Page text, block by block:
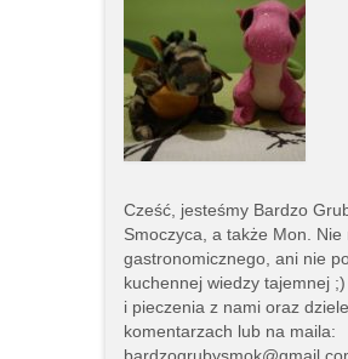
Cześć, jesteśmy Bardzo
Smoczyca, a także Mon. Nie
gastronomicznego, ani nie
kuchennej wiedzy tajemnej
i pieczenia z nami oraz
komentarzach lub na maila: